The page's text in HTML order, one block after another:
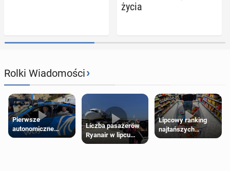
życia
Rolki Wiadomości›
Pierwsze
autonomiczne
Ubery pojawią się
Liczba pasażerów
Ryanair w lipcu
pobiła rekord
Lipcowy ranking
najtańszych
supermarketów